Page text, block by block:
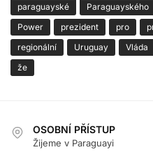
paraguayské
Paraguayského
Power
prezident pro
regionální
Uruguay Vláda
že
OSOBNÍ PŘÍSTUP
Žijeme v Paraguayi